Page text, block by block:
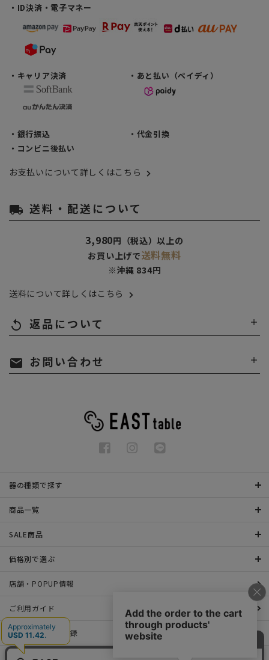
・ID決済・電子マネー
・キャリア決済 ・あと払い（ペイディ）
・銀行振込
・代金引換
・コンビニ後払い
お支払いについて詳しくはこちら
local_shipping 送料・配送について
3,980円（税込）以上の
お買い上げで送料無料
※沖縄 834円
送料について詳しくはこちら
replay 返品について
mail お問い合わせ
器の種類で探す
商品一覧
SALE商品
価格別で選ぶ
店舗・POPUP情報
ご利用ガイド
メールマガジン登録
お問い合わせ